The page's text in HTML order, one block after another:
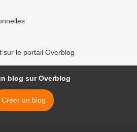
sur le portail Overblog
blog sur Overblog
Créer un blog